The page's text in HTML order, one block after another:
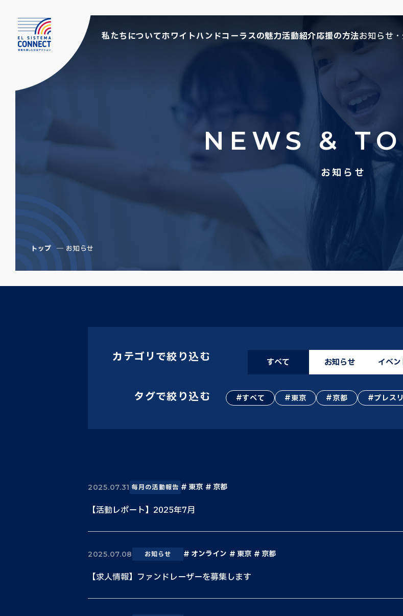
私たちについてホワイトハンドコーラスの魅力活動紹介応援の方法お知らせ
NEWS &
お知らせ
トップ お知らせ
カテゴリで絞り込む すべて お知らせ イベ
タグで絞り込む すべて 東京 京都 プレス
2025.07.31 毎月の活動報告 東京 京都
【活動レポート】2025年7月
2025.07.08 お知らせ オンライン 東京 京都
【求人情報】ファンドレーザーを募集します